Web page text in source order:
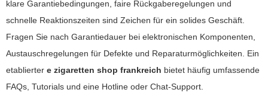
klare Garantiebedingungen, faire Rückgaberegelungen und
schnelle Reaktionszeiten sind Zeichen für ein solides Geschäft.
Fragen Sie nach Garantiedauer bei elektronischen Komponenten,
Austauschregelungen für Defekte und Reparaturmöglichkeiten. Ein
etablierter e zigaretten shop frankreich bietet häufig umfassende
FAQs, Tutorials und eine Hotline oder Chat-Support.